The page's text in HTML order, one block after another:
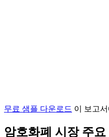
무료 샘플 다운로드 이 보고
암호화폐 시장 주요